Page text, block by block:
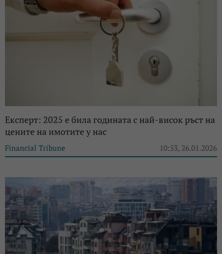
Експерт: 2025 е била годината с най-висок ръст на
цените на имотите у нас
Financial Tribune 10:53, 26.01.2026